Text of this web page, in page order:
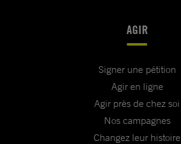
AGIR
Signer une pétition
Agir en ligne
Agir près de chez soi
Nos campagnes
Changez leur histoire